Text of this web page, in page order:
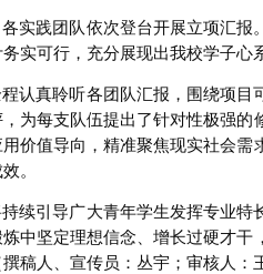
实践团队依次登台开展立项汇
实可行，充分展现出我校学子心
认真聆听各团队汇报，围绕项
为每支队伍提出了针对性极强
价值导向，精准聚焦现实社会
。
续引导广大青年学生发挥专业
中坚定理想信念、增长过硬才
稿人、宣传员：丛宇；审核人：